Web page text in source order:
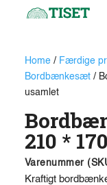
Home/ Færdige
Bordbænkesæt/
usamlet
210 *
Varenummer
Kraftigt